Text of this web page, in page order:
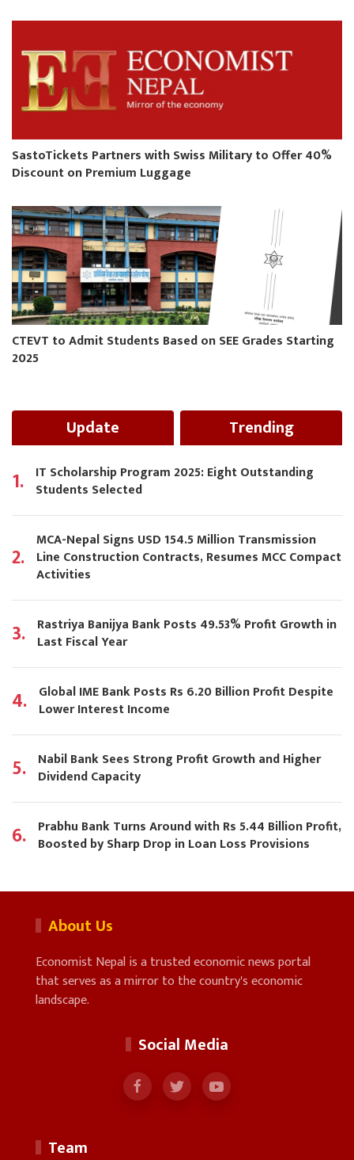
SastoTickets Partners with Swiss Military to Offer 40%
Discount on Premium Luggage
CTEVT to Admit Students Based on SEE Grades Starting
2025
Update Trending
1. IT Scholarship Program 2025: Eight Outstanding
Students Selected
2.
MCA-Nepal Signs USD 154.5 Million Transmission
Line Construction Contracts, Resumes MCC Compact
Activities
3. Rastriya Banijya Bank Posts 49.53% Profit Growth in
Last Fiscal Year
4. Global IME Bank Posts Rs 6.20 Billion Profit Despite
Lower Interest Income
5. Nabil Bank Sees Strong Profit Growth and Higher
Dividend Capacity
6. Prabhu Bank Turns Around with Rs 5.44 Billion Profit,
Boosted by Sharp Drop in Loan Loss Provisions
About Us
Economist Nepal is a trusted economic news portal
that serves as a mirror to the country's economic
landscape.
Social Media
Team